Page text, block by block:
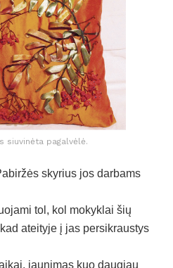
siuvinėta pagalvėlė.
skyrius jos darbams
tol, kol mokyklai šių
ateityje į jas persikraustys
jaunimas kuo daugiau